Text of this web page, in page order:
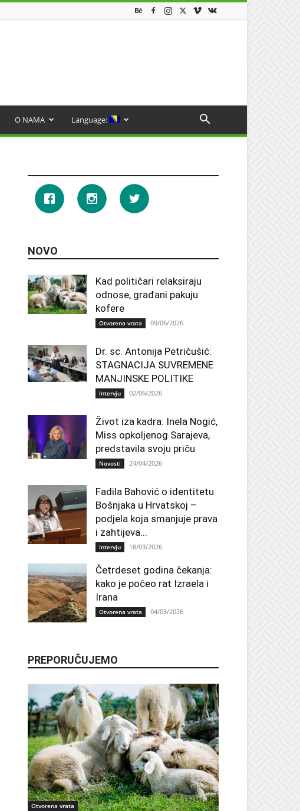
O NAMA Language:
NOVO
Kad političari relaksiraju
odnose, građani pakuju
kofere
Otvorena vrata 09/06/2026
Dr. sc. Antonija Petričušić:
STAGNACIJA SUVREMENE
MANJINSKE POLITIKE
Intervju 02/06/2026
Život iza kadra: Inela Nogić,
Miss opkoljenog Sarajeva,
predstavila svoju priču
Novosti 24/04/2026
Fadila Bahović o identitetu
Bošnjaka u Hrvatskoj –
podjela koja smanjuje prava
i zahtijeva...
Intervju 18/03/2026
Četrdeset godina čekanja:
kako je počeo rat Izraela i
Irana
Otvorena vrata 04/03/2026
PREPORUČUJEMO
Otvorena vrata